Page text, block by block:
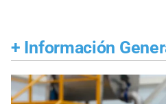
+ Información